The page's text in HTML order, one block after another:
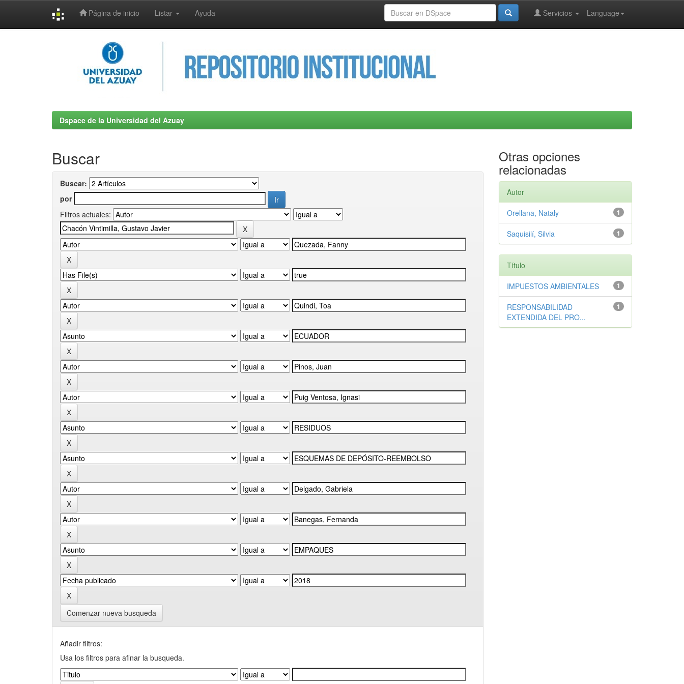
Página de inicio Listar Ayuda Language
Servicios
Dspace de la Universidad del Azuay
Buscar
Buscar:
por
Filtros actuales:
Comenzar nueva busqueda
Añadir filtros:
Usa los filtros para afinar la busqueda.
Otras opciones
relacionadas
Autor
1
Orellana, Nataly
1
Saquisilí, Silvia
Título
1
IMPUESTOS AMBIENTALES
1
RESPONSABILIDAD
EXTENDIDA DEL PRO...